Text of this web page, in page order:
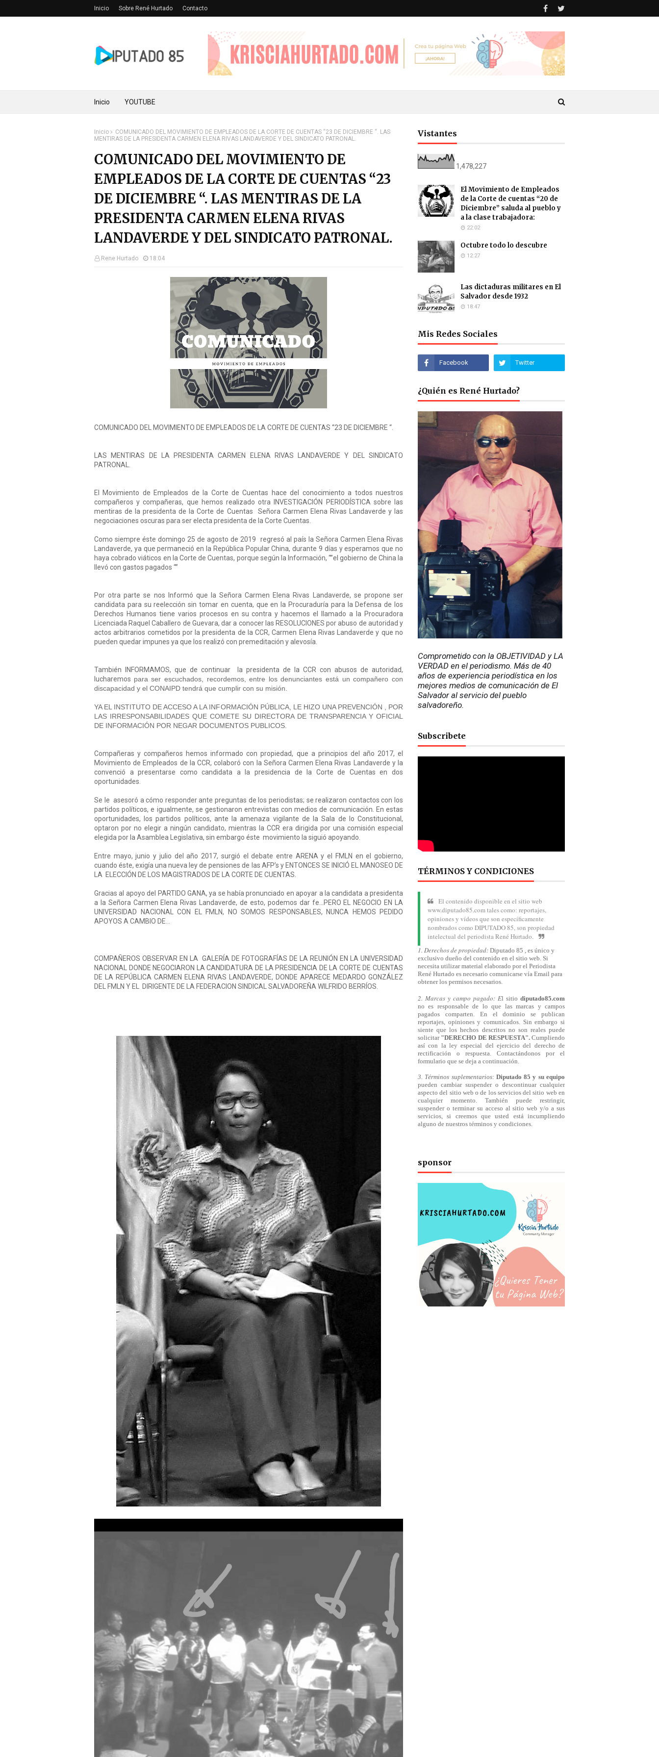
Inicio Sobre René Hurtado Contacto
Inicio YOUTUBE
Inicio
COMUNICADO DEL MOVIMIENTO DE EMPLEADOS DE LA CORTE DE CUENTAS “23 DE DICIEMBRE “. LAS
MENTIRAS DE LA PRESIDENTA CARMEN ELENA RIVAS LANDAVERDE Y DEL SINDICATO PATRONAL.
COMUNICADO DEL MOVIMIENTO DE
EMPLEADOS DE LA CORTE DE CUENTAS “23
DE DICIEMBRE “. LAS MENTIRAS DE LA
PRESIDENTA CARMEN ELENA RIVAS
LANDAVERDE Y DEL SINDICATO PATRONAL.
Rene Hurtado 18:04
COMUNICADO DEL MOVIMIENTO DE EMPLEADOS DE LA CORTE DE CUENTAS “23 DE DICIEMBRE “.
LAS MENTIRAS DE LA PRESIDENTA CARMEN ELENA RIVAS LANDAVERDE Y DEL SINDICATO
PATRONAL.
El Movimiento de Empleados de la Corte de Cuentas hace del conocimiento a todos nuestros
compañeros y compañeras, que hemos realizado otra INVESTIGACIÓN PERIODÍSTICA sobre las
mentiras de la presidenta de la Corte de Cuentas Señora Carmen Elena Rivas Landaverde y las
negociaciones oscuras para ser electa presidenta de la Corte Cuentas.
Como siempre éste domingo 25 de agosto de 2019 regresó al país la Señora Carmen Elena Rivas
Landaverde, ya que permaneció en la República Popular China, durante 9 días y esperamos que no
haya cobrado viáticos en la Corte de Cuentas, porque según la Información, “”el gobierno de China la
llevó con gastos pagados “”
Por otra parte se nos Informó que la Señora Carmen Elena Rivas Landaverde, se propone ser
candidata para su reelección sin tomar en cuenta, que en la Procuraduría para la Defensa de los
Derechos Humanos tiene varios procesos en su contra y hacemos el llamado a la Procuradora
Licenciada Raquel Caballero de Guevara, dar a conocer las RESOLUCIONES por abuso de autoridad y
actos arbitrarios cometidos por la presidenta de la CCR, Carmen Elena Rivas Landaverde y que no
pueden quedar impunes ya que los realizó con premeditación y alevosía.
También INFORMAMOS, que de continuar la presidenta de la CCR con abusos de autoridad,
lucharemos para ser escuchados, recordemos, entre los denunciantes está un compañero con
discapacidad y el CONAIPD tendrá que cumplir con su misión.
YA EL INSTITUTO DE ACCESO A LA INFORMACIÓN PÚBLICA, LE HIZO UNA PREVENCIÓN , POR
LAS IRRESPONSABILIDADES QUE COMETE SU DIRECTORA DE TRANSPARENCIA Y OFICIAL
DE INFORMACIÓN POR NEGAR DOCUMENTOS PUBLICOS.
Compañeras y compañeros hemos informado con propiedad, que a principios del año 2017, el
Movimiento de Empleados de la CCR, colaboró con la Señora Carmen Elena Rivas Landaverde y la
convenció a presentarse como candidata a la presidencia de la Corte de Cuentas en dos
oportunidades.
Se le asesoró a cómo responder ante preguntas de los periodistas; se realizaron contactos con los
partidos políticos, e igualmente, se gestionaron entrevistas con medios de comunicación. En estas
oportunidades, los partidos políticos, ante la amenaza vigilante de la Sala de lo Constitucional,
optaron por no elegir a ningún candidato, mientras la CCR era dirigida por una comisión especial
elegida por la Asamblea Legislativa, sin embargo éste movimiento la siguió apoyando.
Entre mayo, junio y julio del año 2017, surgió el debate entre ARENA y el FMLN en el gobierno,
cuando éste, exigía una nueva ley de pensiones de las AFP’s y ENTONCES SE INICIÓ EL MANOSEO DE
LA ELECCIÓN DE LOS MAGISTRADOS DE LA CORTE DE CUENTAS.
Gracias al apoyo del PARTIDO GANA, ya se había pronunciado en apoyar a la candidata a presidenta
a la Señora Carmen Elena Rivas Landaverde, de esto, podemos dar fe...PERO EL NEGOCIO EN LA
UNIVERSIDAD NACIONAL CON EL FMLN, NO SOMOS RESPONSABLES, NUNCA HEMOS PEDIDO
APOYOS A CAMBIO DE...
COMPAÑEROS OBSERVAR EN LA GALERÍA DE FOTOGRAFÍAS DE LA REUNIÓN EN LA UNIVERSIDAD
NACIONAL DONDE NEGOCIARON LA CANDIDATURA DE LA PRESIDENCIA DE LA CORTE DE CUENTAS
DE LA REPÚBLICA CARMEN ELENA RIVAS LANDAVERDE, DONDE APARECE MEDARDO GONZÁLEZ
DEL FMLN Y EL DIRIGENTE DE LA FEDERACION SINDICAL SALVADOREÑA WILFRIDO BERRÍOS.
Vistantes
1,478,227
El Movimiento de Empleados
de la Corte de cuentas “20 de
Diciembre” saluda al pueblo y
a la clase trabajadora:
22:02
Octubre todo lo descubre
12:27
Las dictaduras militares en El
Salvador desde 1932
18:47
Mis Redes Sociales
¿Quién es René Hurtado?
Comprometido con la OBJETIVIDAD y LA
VERDAD en el periodismo. Más de 40
años de experiencia periodística en los
mejores medios de comunicación de El
Salvador al servicio del pueblo
salvadoreño.
Subscribete
TÉRMINOS Y CONDICIONES
El contenido disponible en el sitio web
www.diputado85.com tales como: reportajes,
opiniones y vídeos que son específicamente
nombrados como DIPUTADO 85, son propiedad
intelectual del periodista René Hurtado.
1. Derechos de propiedad: Diputado 85 , es único y
exclusivo dueño del contenido en el sitio web. Si
necesita utilizar material elaborado por el Periodista
René Hurtado es necesario comunicarse vía Email para
obtener los permisos necesarios.
2. Marcas y campo pagado: El sitio diputado85.com
no es responsable de lo que las marcas y campos
pagados comparten. En el dominio se publican
reportajes, opiniones y comunicados. Sin embargo si
siente que los hechos descritos no son reales puede
solicitar "DERECHO DE RESPUESTA".Cumpliendo
así con la ley especial del ejercicio del derecho de
rectificación o respuesta. Contactándonos por el
formulario que se deja a continuación.
3. Términos suplementarios: Diputado 85 y su equipo
pueden cambiar suspender o descontinuar cualquier
aspecto del sitio web o de los servicios del sitio web en
cualquier momento. También puede restringir,
suspender o terminar su acceso al sitio web y/o a sus
servicios, si creemos que usted está incumpliendo
alguno de nuestros términos y condiciones.
sponsor